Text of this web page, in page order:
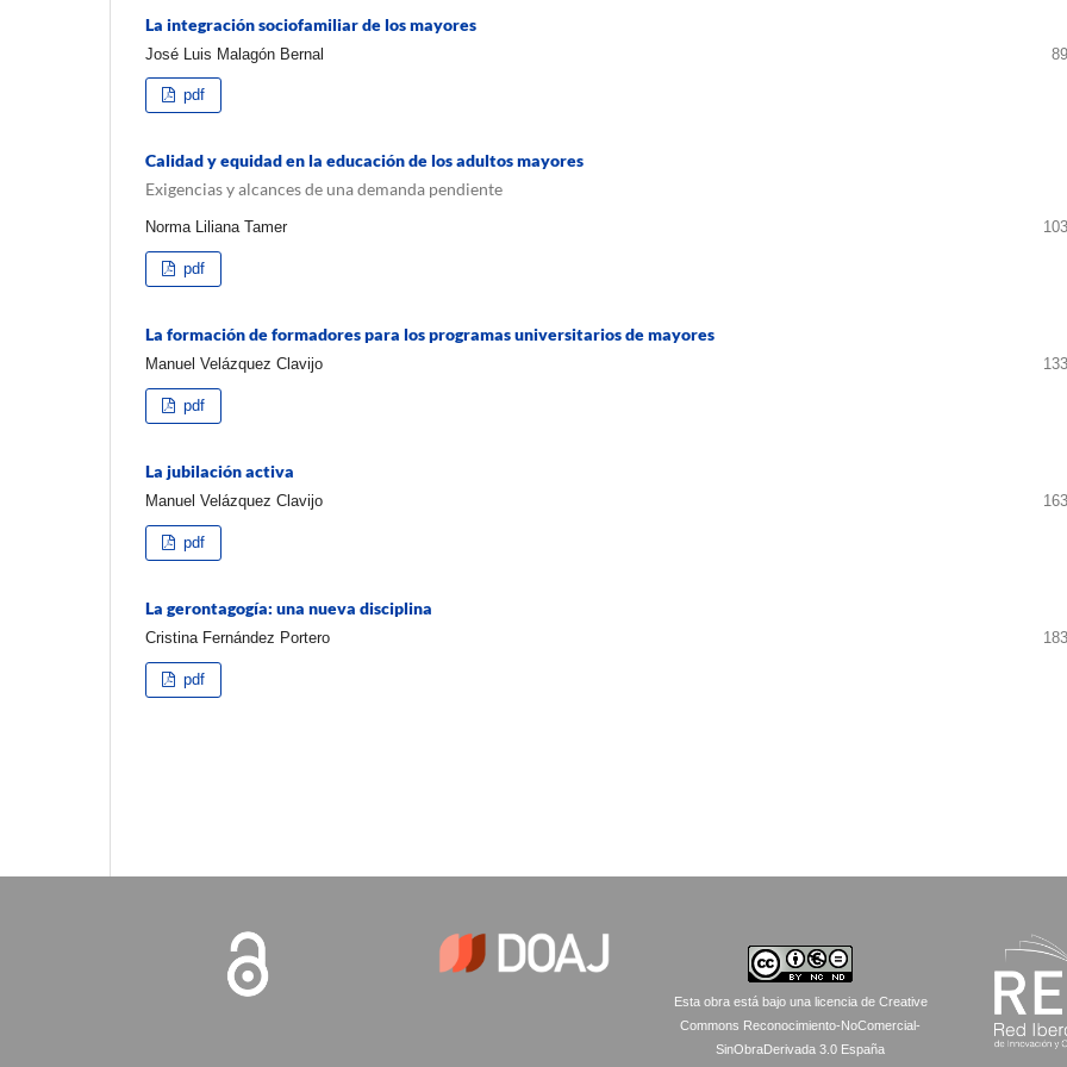
La integración sociofamiliar de los mayores
José Luis Malagón Bernal
pdf
Calidad y equidad en la educación de los adultos mayores
Exigencias y alcances de una demanda pendiente
Norma Liliana Tamer
pdf
La formación de formadores para los programas universitarios de mayores
Manuel Velázquez Clavijo
pdf
La jubilación activa
Manuel Velázquez Clavijo
pdf
La gerontagogía: una nueva disciplina
Cristina Fernández Portero
pdf
Esta obra está bajo una licencia de Creative
Commons Reconocimiento-NoComercial-
SinObraDerivada 3.0 España